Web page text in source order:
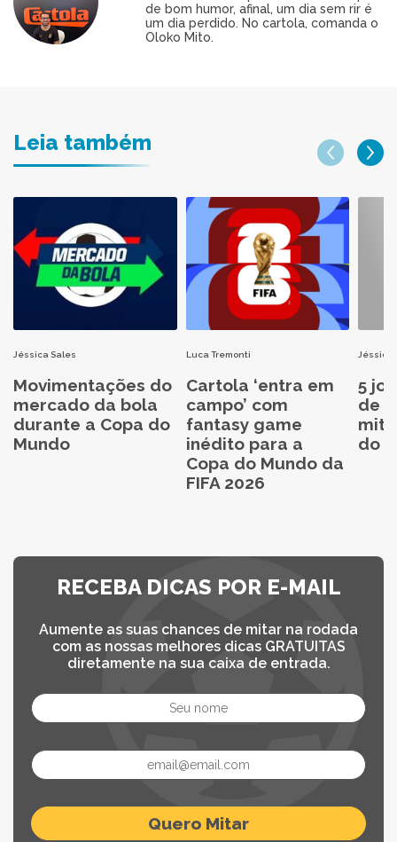
de bom humor, afinal, um dia sem rir é
um dia perdido. No cartola, comanda o
Oloko Mito.
Leia também
Jéssica Sales
Movimentações do
mercado da bola
durante a Copa do
Mundo
Luca Tremonti
Cartola ‘entra em
campo’ com
fantasy game
inédito para a
Copa do Mundo da
FIFA 2026
Jéssica
5
de
do
RECEBA DICAS POR E-MAIL
Aumente as suas chances de mitar na rodada
com as nossas melhores dicas GRATUITAS
diretamente na sua caixa de entrada.